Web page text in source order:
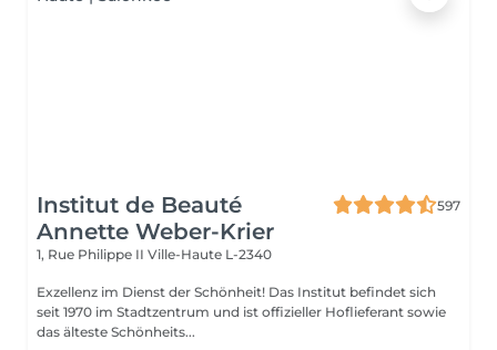
Institut de Beauté
Annette Weber-Krier
597
1, Rue Philippe II Ville-Haute L-2340
Exzellenz im Dienst der Schönheit! Das Institut befindet sich
seit 1970 im Stadtzentrum und ist offizieller Hoflieferant sowie
das älteste Schönheits...